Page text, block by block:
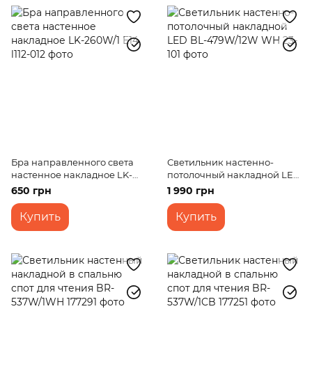
Бра направленного света
настенное накладное LK-
260W/1 E14
650 грн
Купить
Светильник настенно-
потолочный накладной LED
BL-479W/12W WH
1 990 грн
Купить